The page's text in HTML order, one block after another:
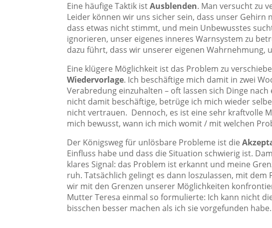
Eine häufige Taktik istAusblenden. Man versucht zu
Leider können wir uns sicher sein, dass unser
dass etwas nicht stimmt, und mein Unbewusstes
ignorieren, unser eigenes inneres Warnsystem zu
dazu führt, dass wir unserer eigenen Wahrnehmung,
Eine klügere Möglichkeit ist das Problem zu
Wiedervorlage. Ich beschäftige mich damit in zwei
Verabredung einzuhalten – oft lassen sich Dinge
nicht damit beschäftige, betrüge ich mich wieder
nicht vertrauen. Dennoch, es ist eine sehr kraftvolle
mich bewusst, wann ich mich womit / mit welchen
Der Königsweg für unlösbare Probleme ist die
Einfluss habe und dass die Situation schwierig ist.
klares Signal: das Problem ist erkannt und meine
ruh. Tatsächlich gelingt es dann loszulassen, mit
wir mit den Grenzen unserer Möglichkeiten
Mutter Teresa einmal so formulierte: Ich kann nicht
bisschen besser machen als ich sie vorgefunden